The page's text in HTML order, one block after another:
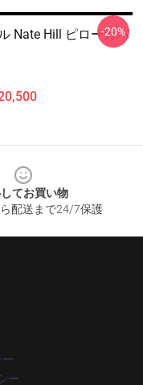
Nate Hill ピローカバ
-20%
てお買い物
配送まで24/7保護
ー